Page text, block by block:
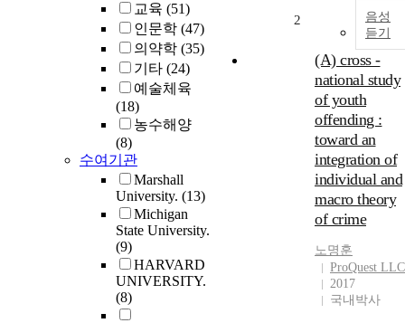
교육 (51)
인문학 (47)
의약학 (35)
기타 (24)
예술체육
(18)
농수해양
(8)
수여기관
Marshall
University. (13)
Michigan
State University.
(9)
HARVARD
UNIVERSITY.
(8)
음성
듣기
2
(A) cross -
national study
of youth
offending :
toward an
integration of
individual and
macro theory
of crime
노명훈
ProQuest LLC
2017
국내박사